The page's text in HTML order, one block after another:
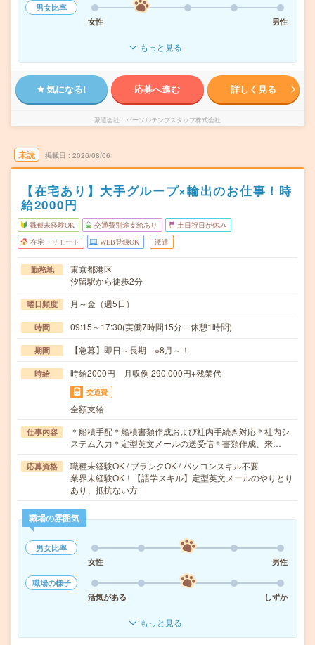
男女比率
女性
男性
もっと見る
気になる! 応募へ進む 詳しく見る
派遣会社 パーソルテンプスタッフ株式会社
未読 掲載日 2026/08/06
【在宅あり】大手グループ×輸出のお仕事！時
給2000円
職種未経験OK 交通費別途支給あり 土日祝日が休み
在宅・リモート WEB登録OK 派遣
勤務地
東京都港区
汐留駅から徒歩2分
曜日頻度 月～金（週5日）
時間 09:15～17:30(実働7時間15分 休憩1時間)
期間 【急募】即日～長期 ※8月～！
時給 時給2000円 月収例 290,000円+残業代
交通費
全額支給
仕事内容
＊船積手配＊船積書類作成および社内手続き対応＊社内シ
ステム入力＊定型英文メールの送受信＊書類作成、来…
応募資格
職種未経験OK / ブランクOK / パソコンスキル不要
業界未経験OK！【語学スキル】定型英文メールのやりとり
あり、抵抗ない方
職場の雰囲気
男女比率
女性
男性
職場の様子
活気がある
しずか
もっと見る